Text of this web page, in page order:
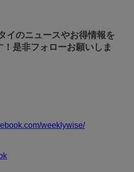
イのニュースやお得情報を
是非フォローお願いしま
weeklywise/